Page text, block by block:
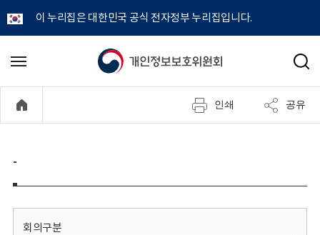
이 누리집은 대한민국 공식 전자정부 누리집입니다.
개
정
보
메
기
검
인쇄 공유
-
회의구분